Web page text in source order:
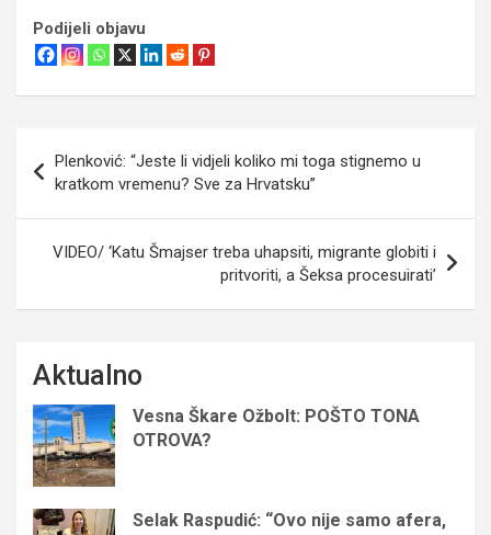
Podijeli objavu
objava
Plenković: “Jeste li vidjeli koliko mi toga stignemo u
kratkom vremenu? Sve za Hrvatsku”
VIDEO/ ‘Katu Šmajser treba uhapsiti, migrante globiti i
pritvoriti, a Šeksa procesuirati’
Aktualno
Vesna Škare Ožbolt: POŠTO TONA
OTROVA?
Selak Raspudić: “Ovo nije samo afera,